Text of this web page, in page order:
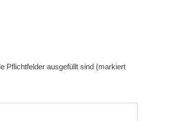
Pflichtfelder ausgefüllt sind (markiert